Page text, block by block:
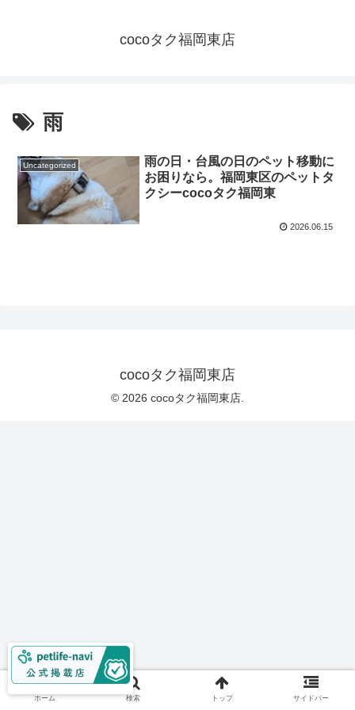
cocoタク福岡東店
雨
Uncategorized
雨の日・台風の日のペット移動に
お困りなら。福岡東区のペットタ
クシーcocoタク福岡東
2026.06.15
cocoタク福岡東店
© 2026 cocoタク福岡東店.
ホーム 検索 トップ サイドバー